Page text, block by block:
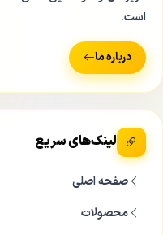
است.
درباره ما
لینک‌های سریع
صفحه اصلی
محصولات